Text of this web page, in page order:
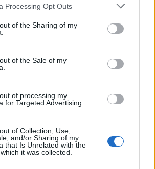
Processing Opt Outs
of the Sharing of my
of the Sale of my
of processing my
for Targeted Advertising.
of Collection, Use,
and/or Sharing of my
that Is Unrelated with the
it was collected.
УЛЦИЊ Е АЛБАНСКИ, ЌЕ ГО
ОСЛОБОДИМЕ- Скандалозна
објава на вицепремиерот на
БИДЕ ЗА НА ЛЕКАР, а потоа...
МАКЕДОНЦИТЕ ВО СРБИЈА:
ФОРМИРАН МАКЕДОНСКИОТ
БУГАРИТЕ СО ШОКАНТНО
ОТКРИТИЕ по падот на Дунав,
кренаа дронови да снимаат